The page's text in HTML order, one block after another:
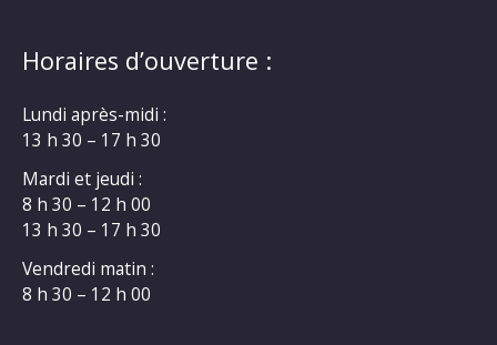
Horaires d’ouverture :
Lundi après-midi :
13 h 30 – 17 h 30
Mardi et jeudi :
8 h 30 – 12 h 00
13 h 30 – 17 h 30
Vendredi matin :
8 h 30 – 12 h 00